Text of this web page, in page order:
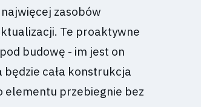
zasobów
Te proaktywne
budowę - im jest on
cała konstrukcja
elementu przebiegnie bez